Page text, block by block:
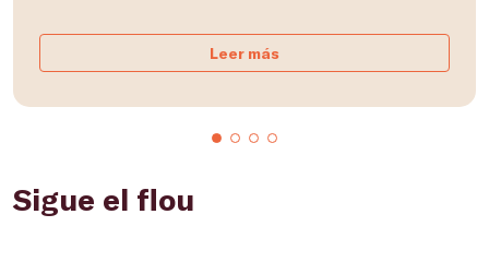
Leer más
Sigue el flou